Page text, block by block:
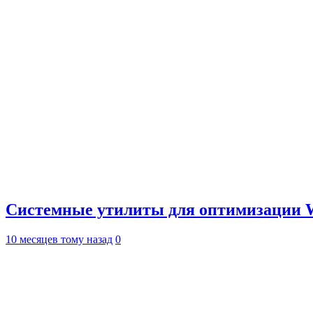
Системные утилиты для оптимизации
10 месяцев тому назад 0